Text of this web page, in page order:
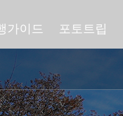
가이드 포토트립